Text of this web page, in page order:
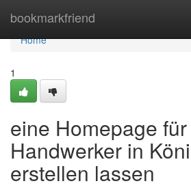
bookmarkfriend
Home
Home
1
eine Homepage für
Handwerker in
erstellen lassen